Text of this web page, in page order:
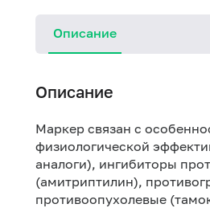
Описание
Описание
Маркер связан с
физиологической
аналоги), ингибиторы
(амитриптилин),
противоопухолевые